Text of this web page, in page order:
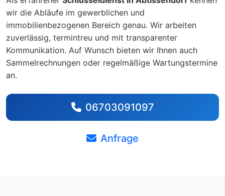
wir die Abläufe im gewerblichen und
immobilienbezogenen Bereich genau. Wir arbeiten
zuverlässig, termintreu und mit transparenter
Kommunikation. Auf Wunsch bieten wir Ihnen auch
Sammelrechnungen oder regelmäßige Wartungstermine
an.
06703091097
Anfrage